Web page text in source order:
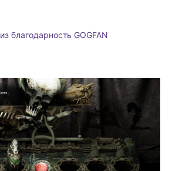
благодарность GOGFAN